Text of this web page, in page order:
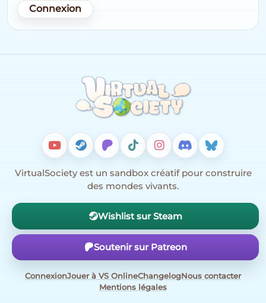
Connexion
VirtualSociety est un sandbox créatif pour construire
des mondes vivants.
Wishlist sur Steam
Soutenir sur Patreon
ConnexionJouer à VS OnlineChangelogNous contacter
Mentions légales